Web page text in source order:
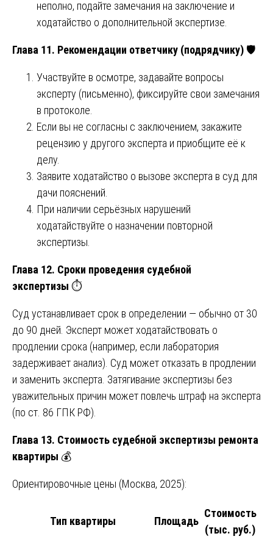
неполно, подайте замечания на заключение и
ходатайство о дополнительной экспертизе.
Глава 11. Рекомендации ответчику (подрядчику) 🛡️
Участвуйте в осмотре, задавайте вопросы
эксперту (письменно), фиксируйте свои замечания
в протоколе.
Если вы не согласны с заключением, закажите
рецензию у другого эксперта и приобщите её к
делу.
Заявите ходатайство о вызове эксперта в суд для
дачи пояснений.
При наличии серьёзных нарушений
ходатайствуйте о назначении повторной
экспертизы.
Глава 12. Сроки проведения судебной
экспертизы ⏱️
Суд устанавливает срок в определении — обычно от 30
до 90 дней. Эксперт может ходатайствовать о
продлении срока (например, если лаборатория
задерживает анализ). Суд может отказать в продлении
и заменить эксперта. Затягивание экспертизы без
уважительных причин может повлечь штраф на эксперта
(по ст. 86 ГПК РФ).
Глава 13. Стоимость судебной экспертизы ремонта
квартиры 💰
Ориентировочные цены (Москва, 2025):
Тип квартиры Площадь
Стоимость
(тыс. руб.)